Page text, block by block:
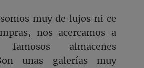
muy de lujos ni ce
nos acercamos a
almacenes
unas galerías muy